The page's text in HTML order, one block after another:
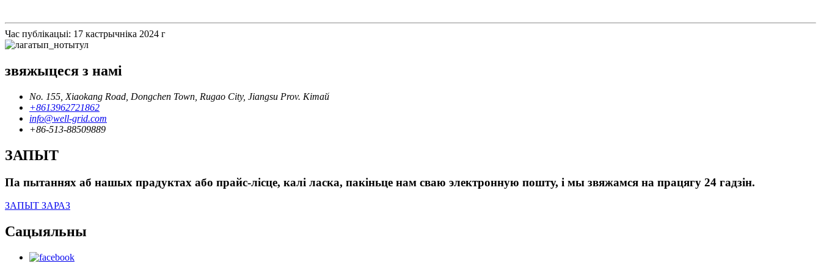
Час публікацыі: 17 кастрычніка 2024 г
звяжыцеся з намі
No. 155, Xiaokang Road, Dongchen Town, Rugao City, Jiangsu Prov. Кітай
+8613962721862
info@well-grid.com
+86-513-88509889
ЗАПЫТ
Па пытаннях аб нашых прадуктах або прайс-лісце, калі ласка, пакіньце нам сваю электронную пошту, і мы звяжамся на працягу 24 гадзін.
ЗАПЫТ ЗАРАЗ
Сацыяльны